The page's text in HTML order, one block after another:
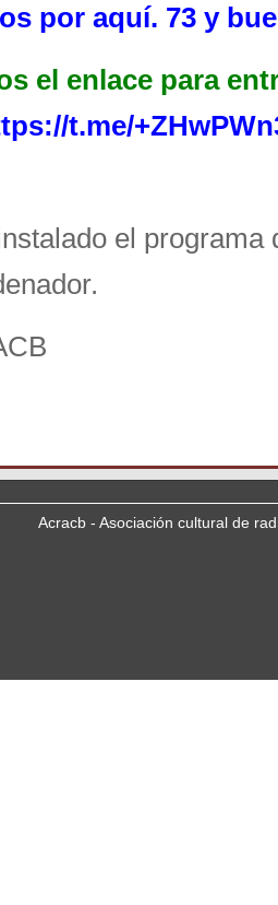
por aquí. 73 y
el enlace para
t.me/
el programa
Acracb - Asociación cultural de